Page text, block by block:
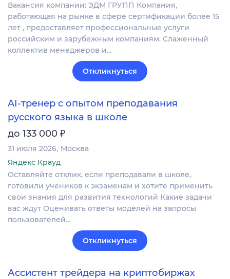
Вакансия компании: ЭДМ ГРУПП Компания,
работающая на рынке в сфере сертификации более 15
лет , предоставляет профессиональные услуги
российским и зарубежным компаниям. Слаженный
коллектив менеджеров и…
Откликнуться
AI-тренер с опытом преподавания
русского языка в школе
до 133 000 ₽
31 июля 2026 Москва
Яндекс Крауд
Оставляйте отклик, если преподавали в школе,
готовили учеников к экзаменам и хотите применить
свои знания для развития технологий Какие задачи
вас ждут Оценивать ответы моделей на запросы
пользователей…
Откликнуться
Ассистент трейдера на криптобиржах